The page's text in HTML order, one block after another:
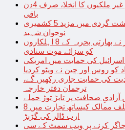
غیر قانونی طور پر مقیم غیر ملکیوں کا انخلا، صرف 4دن
باقی
بھارتی فوج کی ریاستی دہشت گردی میں مزید 5 کشمیری
نوجوان شہید
جاسوسی کا الزام ثابت، قطر نے بھارتی بحریہ کے 8 اہلکاروں
کو سزائے موت سنادی
کی حمایت میں امریکی
کو روس اور چین نے ویٹو کردیا
کی حمایت جاری رکھیں گے،
ترجمان دفتر خارجہ
صحافت پر تابڑ توڑ حملے
پاکستان کی چین سمیت مختلف ممالک کیساتھ تجارت میں 8
ارب ڈالر کی گڑبڑ
اجاگر کرنے پر ویب سمٹ کے سی